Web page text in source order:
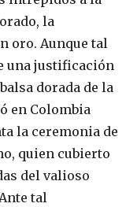
la
oro. Aunque tal
una justificación
dorada de la
en Colombia
la ceremonia de
quien cubierto
del valioso
tal